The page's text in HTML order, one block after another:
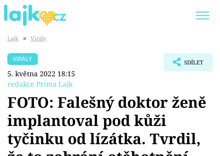
SHOPAHOLICADEL
Témata
Showbyznys
Lajk ■ Virály
VIRÁLY
5. května 2022 18:15
redakce Prima Lajk
SDÍLET
FOTO: Falešný doktor ženě
implantoval pod kůži
tyčinku od lízátka. Tvrdil,